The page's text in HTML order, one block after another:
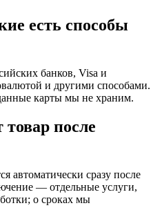
есть способы
банков, Visa и
и другими способами.
карты мы не храним.
после
автоматически сразу после
— отдельные услуги,
о сроках мы